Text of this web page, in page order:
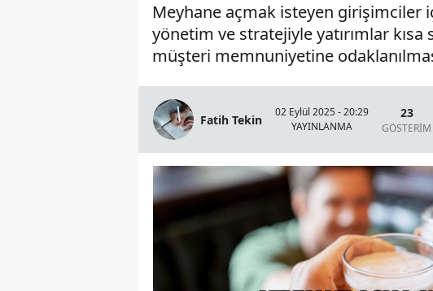
Meyhane açmak isteyen girişimciler
yönetim ve stratejiyle yatırımlar
müşteri memnuniyetine
Fatih Tekin
02 Eylül 2025 - 20:29
YAYINLANMA
23
GÖSTERİM